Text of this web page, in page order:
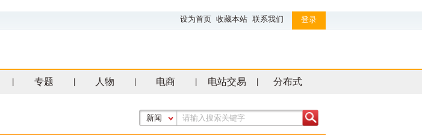
设为首页 收藏本站 联系我们 登录
专题 人物 电商 电站交易 分布式
新闻